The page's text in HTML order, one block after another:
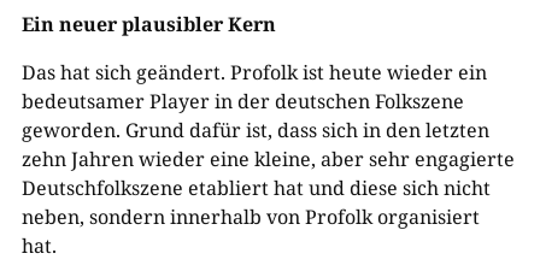
Ein neuer plausibler Kern
Das hat sich geändert. Profolk ist heute wieder ein
bedeutsamer Player in der deutschen Folkszene
geworden. Grund dafür ist, dass sich in den letzten
zehn Jahren wieder eine kleine, aber sehr engagierte
Deutschfolkszene etabliert hat und diese sich nicht
neben, sondern innerhalb von Profolk organisiert
hat.